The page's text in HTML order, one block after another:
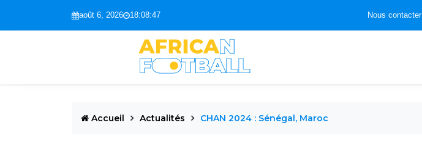
août 6, 2026 18:08:48 Nous contacter
Accueil Actualités CHAN 2024 : Sénégal, Maroc